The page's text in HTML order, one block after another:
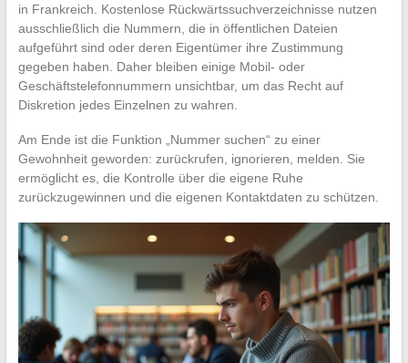
in Frankreich. Kostenlose Rückwärtssuchverzeichnisse nutzen
ausschließlich die Nummern, die in öffentlichen Dateien
aufgeführt sind oder deren Eigentümer ihre Zustimmung
gegeben haben. Daher bleiben einige Mobil- oder
Geschäftstelefonnummern unsichtbar, um das Recht auf
Diskretion jedes Einzelnen zu wahren.
Am Ende ist die Funktion „Nummer suchen“ zu einer
Gewohnheit geworden: zurückrufen, ignorieren, melden. Sie
ermöglicht es, die Kontrolle über die eigene Ruhe
zurückzugewinnen und die eigenen Kontaktdaten zu schützen.